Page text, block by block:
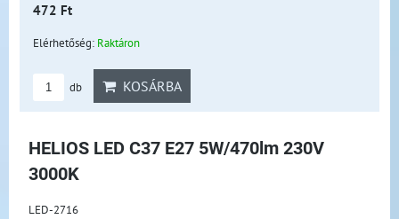
472 Ft
Elérhetőség: Raktáron
db KOSÁRBA
HELIOS LED C37 E27 5W/470lm 230V
3000K
LED-2716